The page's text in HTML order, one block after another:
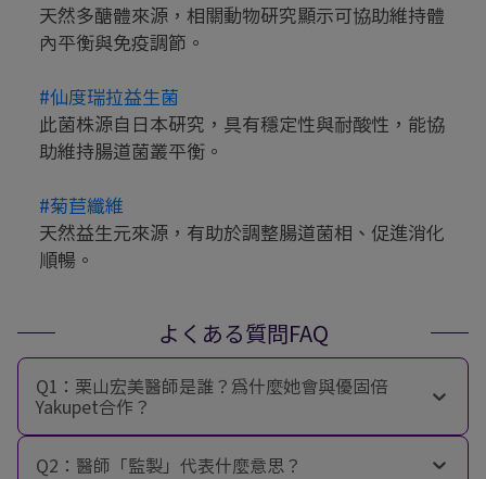
天然多醣體來源，相關動物研究顯示可協助維持體
內平衡與免疫調節。
#仙度瑞拉益生菌
此菌株源自日本研究，具有穩定性與耐酸性，能協
助維持腸道菌叢平衡。
#菊苣纖維
天然益生元來源，有助於調整腸道菌相、促進消化
順暢。
よくある質問FAQ
Q1：栗山宏美醫師是誰？為什麼她會與優固倍
Yakupet合作？
Q2：醫師「監製」代表什麼意思？